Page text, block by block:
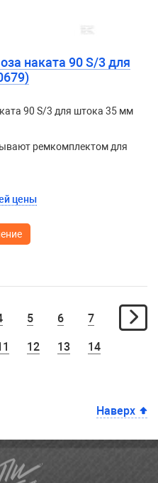
наката 90 S/3 для
90 S/3 для штока 35 мм
ремкомплектом для
цены
5 6 7
12 13 14
Наверх